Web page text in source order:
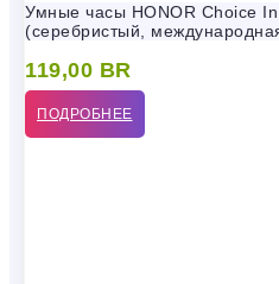
Умные часы HONOR Choice
(серебристый,
119,00 BR
ПОДРОБНЕЕ